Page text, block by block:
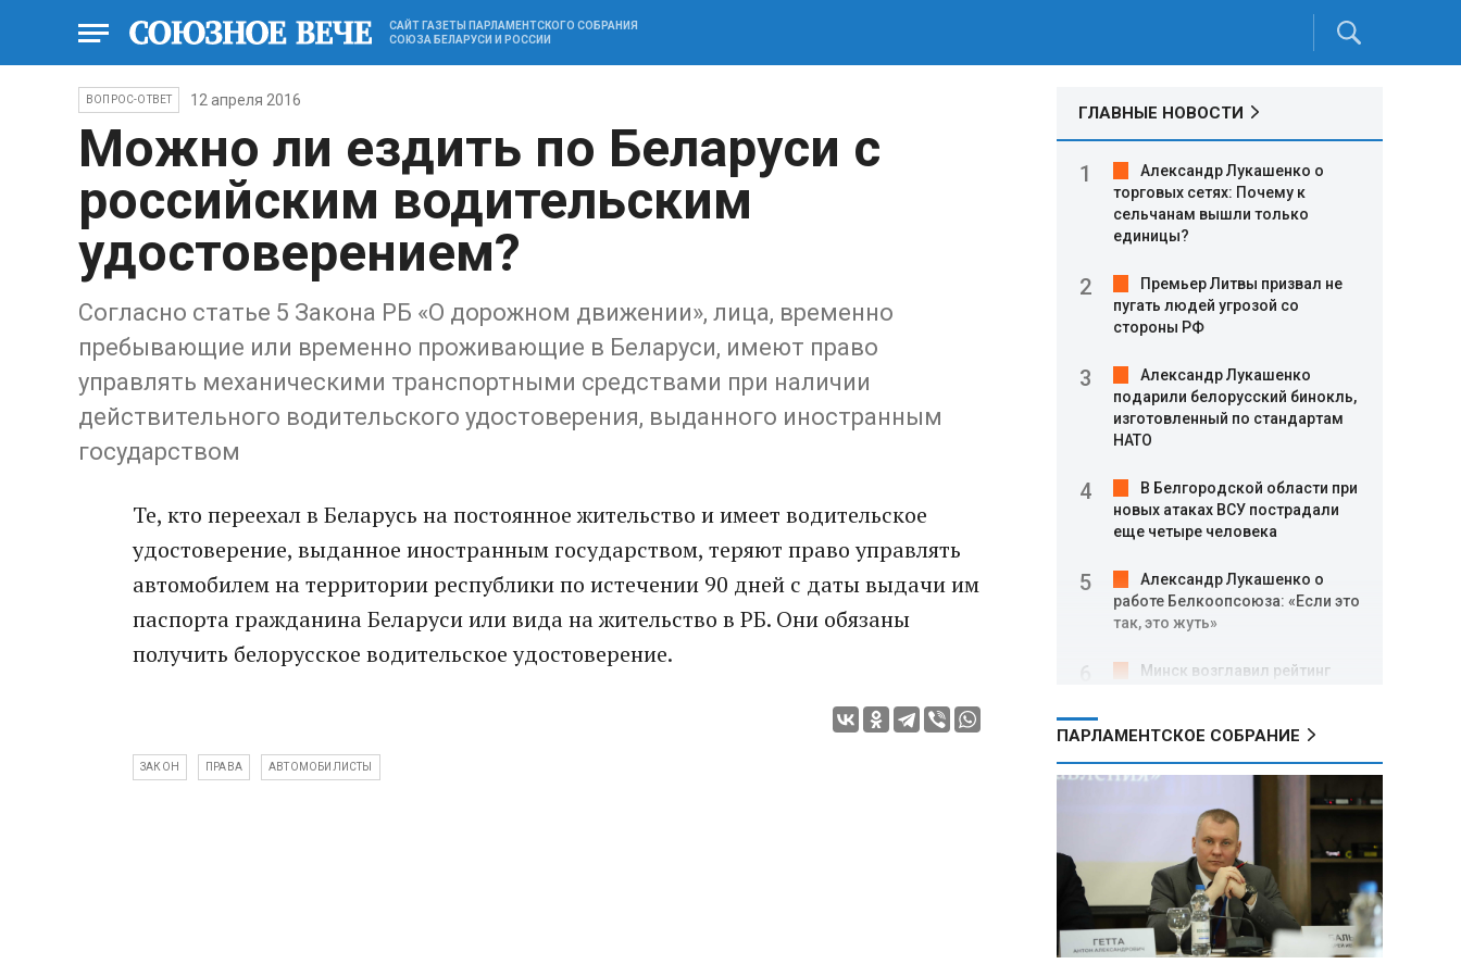
САЙТ ГАЗЕТЫ ПАРЛАМЕНТСКОГО СОБРАНИЯ
СОЮЗА БЕЛАРУСИ И РОССИИ
ВОПРОС-ОТВЕТ 12 апреля 2016
Можно ли ездить по Беларуси с
российским водительским
удостоверением?
Согласно статье 5 Закона РБ «О дорожном движении», лица, временно
пребывающие или временно проживающие в Беларуси, имеют право
управлять механическими транспортными средствами при наличии
действительного водительского удостоверения, выданного иностранным
государством
Те, кто переехал в Беларусь на постоянное жительство и имеет водительское
удостоверение, выданное иностранным государством, теряют право управлять
автомобилем на территории республики по истечении 90 дней с даты выдачи им
паспорта гражданина Беларуси или вида на жительство в РБ. Они обязаны
получить белорусское водительское удостоверение.
ЗАКОН ПРАВА АВТОМОБИЛИСТЫ
ГЛАВНЫЕ НОВОСТИ
Александр Лукашенко о
торговых сетях: Почему к
сельчанам вышли только
единицы?
Премьер Литвы призвал не
пугать людей угрозой со
стороны РФ
Александр Лукашенко
подарили белорусский бинокль,
изготовленный по стандартам
НАТО
В Белгородской области при
новых атаках ВСУ пострадали
еще четыре человека
Александр Лукашенко о
работе Белкоопсоюза: «Если это
так, это жуть»
Минск возглавил рейтинг
Минобороны РФ: при
освобождении Анискино ВСУ
понесли большие потери, часть
военных сдалась в плен
Александр Лукашенко:
Россияне «услышали батьку» и
скупают пустующие дома в
белорусских деревнях
ПАРЛАМЕНТСКОЕ СОБРАНИЕ